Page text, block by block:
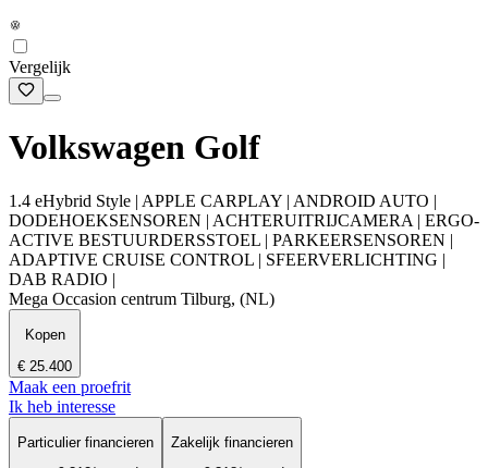
Vergelijk
Volkswagen Golf
1.4 eHybrid Style | APPLE CARPLAY | ANDROID AUTO |
DODEHOEKSENSOREN | ACHTERUITRIJCAMERA | ERGO-
ACTIVE BESTUURDERSSTOEL | PARKEERSENSOREN |
ADAPTIVE CRUISE CONTROL | SFEERVERLICHTING |
DAB RADIO |
Mega Occasion centrum Tilburg, (NL)
Kopen
€ 25.400
Maak een proefrit
Ik heb interesse
Particulier financieren
Zakelijk financieren